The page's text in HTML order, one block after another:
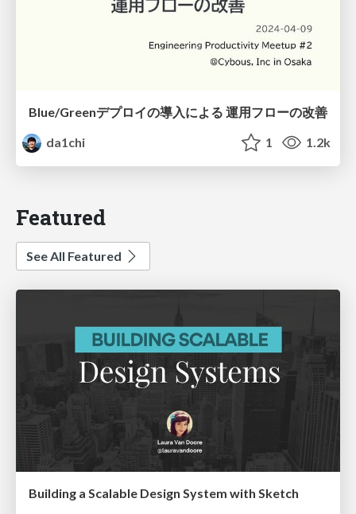
Blue/Greenデプロイの導入による 運用フローの改善
da1chi
1 1.2k
Featured
See All Featured
Building a Scalable Design System with Sketch